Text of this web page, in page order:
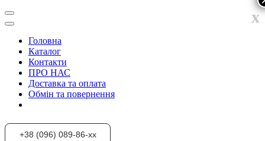
Головна
Каталог
Контакти
ПРО НАС
Доставка та оплата
Обмін та повернення
+38 (096) 089-86-xx
x